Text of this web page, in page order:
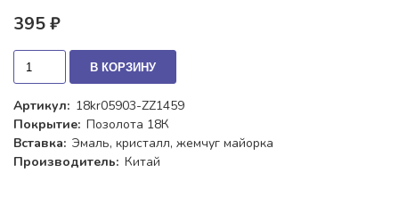
395 ₽
В КОРЗИНУ
Артикул: 18kr05903-ZZ1459
Покрытие: Позолота 18К
Вставка: Эмаль, кристалл, жемчуг майорка
Производитель: Китай